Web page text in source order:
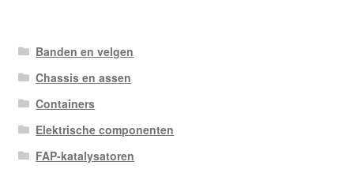
Banden en velgen
Chassis en assen
Containers
Elektrische componenten
FAP-katalysatoren